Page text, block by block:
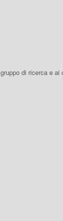
di ricerca e ai